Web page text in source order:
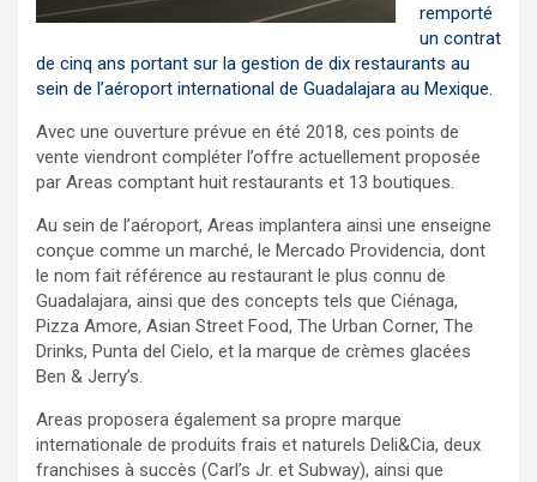
remporté
un contrat
de cinq ans portant sur la gestion de dix restaurants au
sein de l’aéroport international de Guadalajara au Mexique.
Avec une ouverture prévue en été 2018, ces points de
vente viendront compléter l’offre actuellement proposée
par Areas comptant huit restaurants et 13 boutiques.
Au sein de l’aéroport, Areas implantera ainsi une enseigne
conçue comme un marché, le Mercado Providencia, dont
le nom fait référence au restaurant le plus connu de
Guadalajara, ainsi que des concepts tels que Ciénaga,
Pizza Amore, Asian Street Food, The Urban Corner, The
Drinks, Punta del Cielo, et la marque de crèmes glacées
Ben & Jerry’s.
Areas proposera également sa propre marque
internationale de produits frais et naturels Deli&Cia, deux
franchises à succès (Carl’s Jr. et Subway), ainsi que